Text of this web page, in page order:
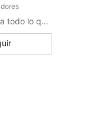
Supera tu día a día con Slaydiva, ¡el lugar ideal para todo lo que es increíble!